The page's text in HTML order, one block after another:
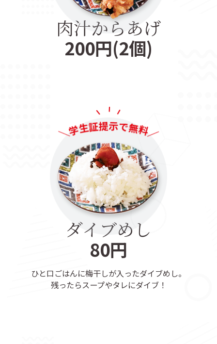
肉汁からあげ
200円(2個)
ダイブめし
80円
ひと口ごはんに梅干しが入ったダイブめし。
残ったらスープやタレにダイブ！